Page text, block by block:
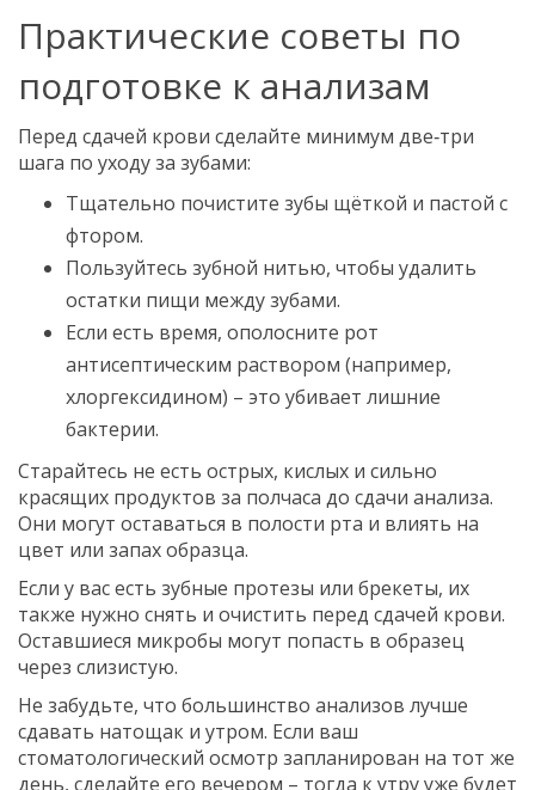
Практические советы по
подготовке к анализам
Перед сдачей крови сделайте минимум две‑три
шага по уходу за зубами:
Тщательно почистите зубы щёткой и пастой с
фтором.
Пользуйтесь зубной нитью, чтобы удалить
остатки пищи между зубами.
Если есть время, ополосните рот
антисептическим раствором (например,
хлоргексидином) – это убивает лишние
бактерии.
Старайтесь не есть острых, кислых и сильно
красящих продуктов за полчаса до сдачи анализа.
Они могут оставаться в полости рта и влиять на
цвет или запах образца.
Если у вас есть зубные протезы или брекеты, их
также нужно снять и очистить перед сдачей крови.
Оставшиеся микробы могут попасть в образец
через слизистую.
Не забудьте, что большинство анализов лучше
сдавать натощак и утром. Если ваш
стоматологический осмотр запланирован на тот же
день, сделайте его вечером – тогда к утру уже будет